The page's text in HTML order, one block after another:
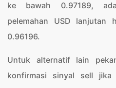
ke bawah 0.97189,
pelemahan USD lanjutan
0.96196.
Untuk alternatif lain
konfirmasi sinyal sell